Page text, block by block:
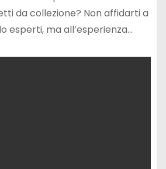
da collezione? Non affidarti a
esperti, ma all’esperienza…